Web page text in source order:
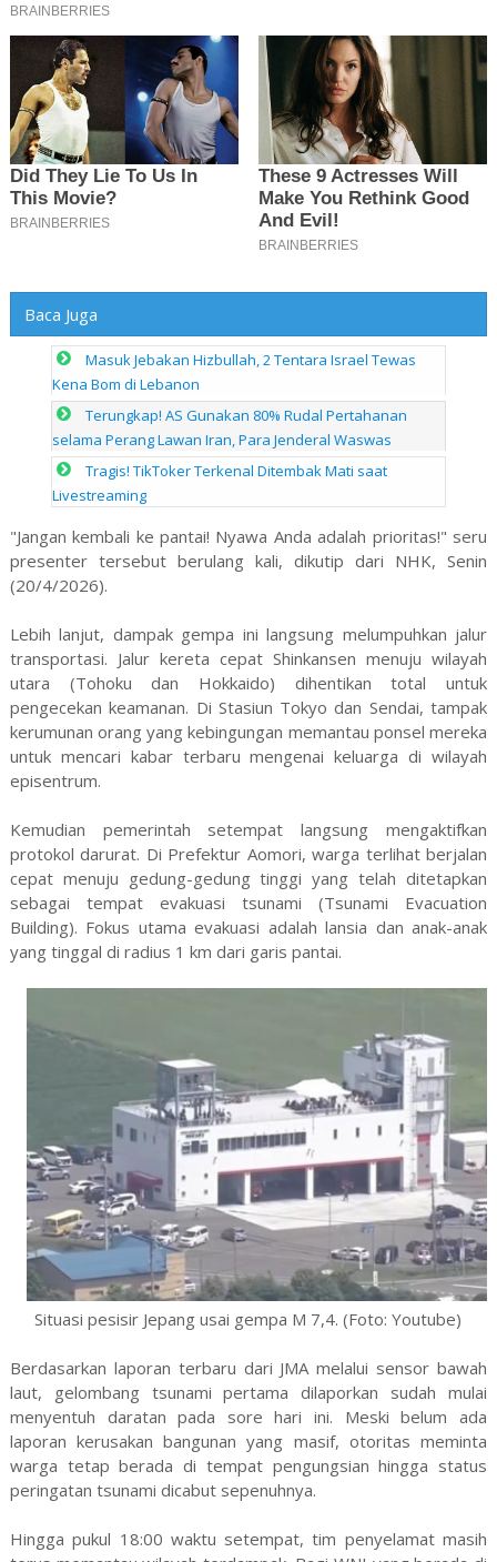
Baca Juga
Masuk Jebakan Hizbullah, 2 Tentara Israel Tewas
Kena Bom di Lebanon
Terungkap! AS Gunakan 80% Rudal Pertahanan
selama Perang Lawan Iran, Para Jenderal Waswas
Tragis! TikToker Terkenal Ditembak Mati saat
Livestreaming
"Jangan kembali ke pantai! Nyawa Anda adalah prioritas!" seru
presenter tersebut berulang kali, dikutip dari NHK, Senin
(20/4/2026).
Lebih lanjut, dampak gempa ini langsung melumpuhkan jalur
transportasi. Jalur kereta cepat Shinkansen menuju wilayah
utara (Tohoku dan Hokkaido) dihentikan total untuk
pengecekan keamanan. Di Stasiun Tokyo dan Sendai, tampak
kerumunan orang yang kebingungan memantau ponsel mereka
untuk mencari kabar terbaru mengenai keluarga di wilayah
episentrum.
Kemudian pemerintah setempat langsung mengaktifkan
protokol darurat. Di Prefektur Aomori, warga terlihat berjalan
cepat menuju gedung-gedung tinggi yang telah ditetapkan
sebagai tempat evakuasi tsunami (Tsunami Evacuation
Building). Fokus utama evakuasi adalah lansia dan anak-anak
yang tinggal di radius 1 km dari garis pantai.
Situasi pesisir Jepang usai gempa M 7,4. (Foto: Youtube)
Berdasarkan laporan terbaru dari JMA melalui sensor bawah
laut, gelombang tsunami pertama dilaporkan sudah mulai
menyentuh daratan pada sore hari ini. Meski belum ada
laporan kerusakan bangunan yang masif, otoritas meminta
warga tetap berada di tempat pengungsian hingga status
peringatan tsunami dicabut sepenuhnya.
Hingga pukul 18:00 waktu setempat, tim penyelamat masih